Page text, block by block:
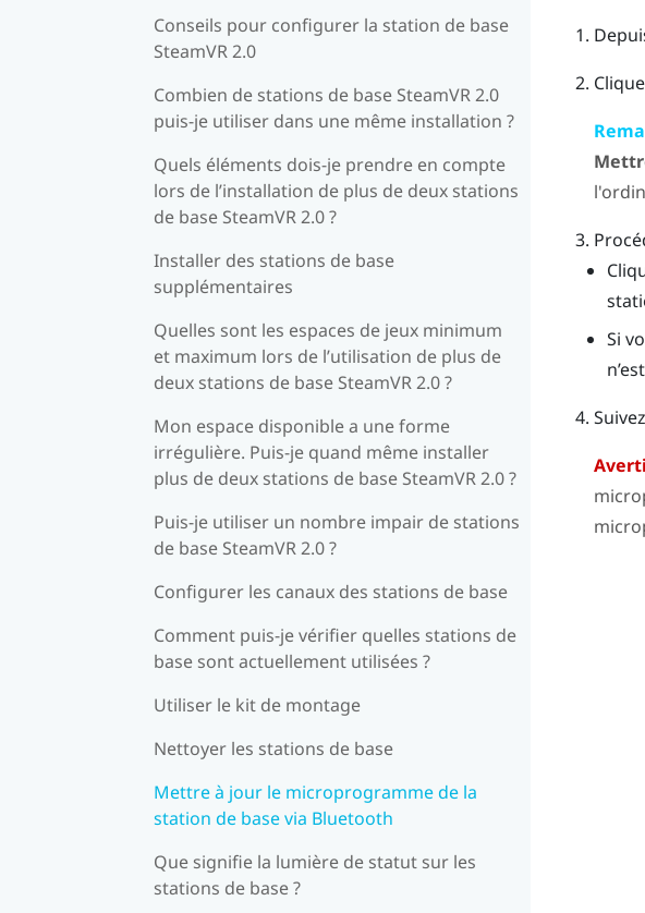
Conseils pour configurer la station de base
SteamVR 2.0
Combien de stations de base SteamVR 2.0
puis-je utiliser dans une même installation ?
Quels éléments dois-je prendre en compte
lors de l’installation de plus de deux stations
de base SteamVR 2.0 ?
Installer des stations de base
supplémentaires
Quelles sont les espaces de jeux minimum
et maximum lors de l’utilisation de plus de
deux stations de base SteamVR 2.0 ?
Mon espace disponible a une forme
irrégulière. Puis-je quand même installer
plus de deux stations de base SteamVR 2.0 ?
Puis-je utiliser un nombre impair de stations
de base SteamVR 2.0 ?
Configurer les canaux des stations de base
Comment puis-je vérifier quelles stations de
base sont actuellement utilisées ?
Utiliser le kit de montage
Nettoyer les stations de base
Mettre à jour le microprogramme de la
station de base via Bluetooth
Que signifie la lumière de statut sur les
stations de base ?
Si